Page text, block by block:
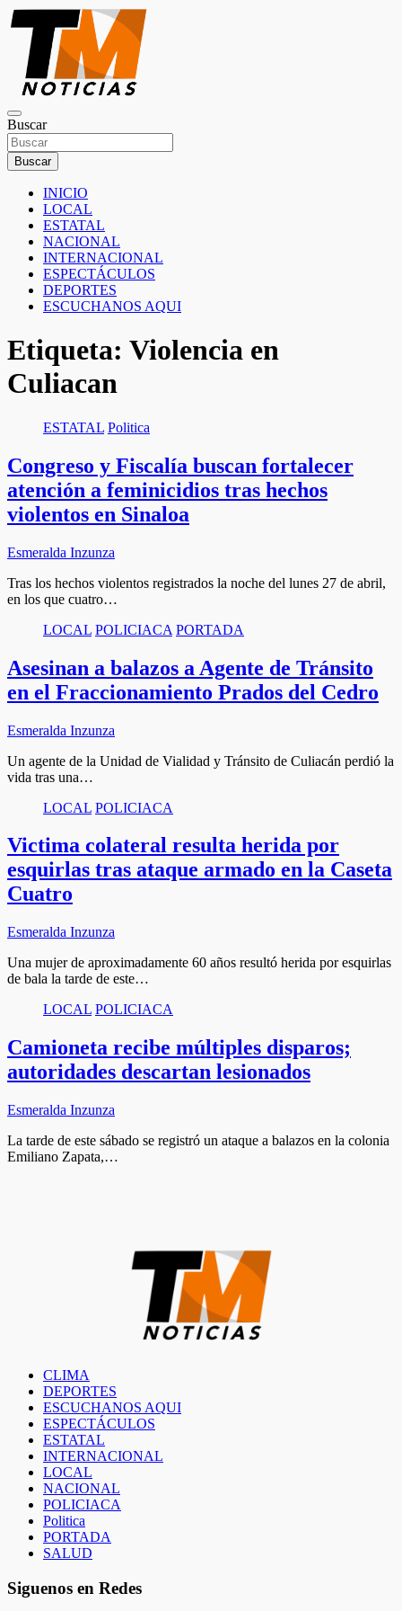
Saltar
al
contenido
TM Noticias
TM Noticias
Buscar
Buscar
INICIO
LOCAL
ESTATAL
NACIONAL
INTERNACIONAL
ESPECTÁCULOS
DEPORTES
ESCUCHANOS AQUI
Etiqueta: Violencia en
Culiacan
ESTATAL Politica
Congreso y Fiscalía buscan fortalecer
atención a feminicidios tras hechos
violentos en Sinaloa
Esmeralda Inzunza
Tras los hechos violentos registrados la noche del lunes 27 de abril,
en los que cuatro…
LOCAL POLICIACA PORTADA
Asesinan a balazos a Agente de Tránsito
en el Fraccionamiento Prados del Cedro
Esmeralda Inzunza
Un agente de la Unidad de Vialidad y Tránsito de Culiacán perdió la
vida tras una…
LOCAL POLICIACA
Victima colateral resulta herida por
esquirlas tras ataque armado en la Caseta
Cuatro
Esmeralda Inzunza
Una mujer de aproximadamente 60 años resultó herida por esquirlas
de bala la tarde de este…
LOCAL POLICIACA
Camioneta recibe múltiples disparos;
autoridades descartan lesionados
Esmeralda Inzunza
La tarde de este sábado se registró un ataque a balazos en la colonia
Emiliano Zapata,…
CLIMA
DEPORTES
ESCUCHANOS AQUI
ESPECTÁCULOS
ESTATAL
INTERNACIONAL
LOCAL
NACIONAL
POLICIACA
Politica
PORTADA
SALUD
Siguenos en Redes